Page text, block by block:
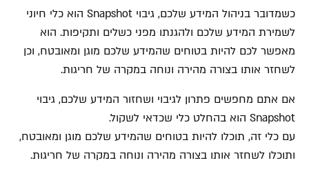
כשמדובר בניהול המידע שלכם, גיבוי Snapshot הוא כלי חיוני
לשמירת המידע שלכם ולהגנתו מפני כשלים ותקיפות. הוא
מאפשר לכם להיות בטוחים שהמידע שלכם מוגן ומאובטח, וכן
לשחזר אותו בצורה מהירה ונוחה במקרה של חריגות.
אם אתם מחפשים פתרון לגיבוי ושחזור המידע שלכם, גיבוי
Snapshot הוא בהחלט כלי שכדאי לשקול.
עם כלי זה, תוכלו להיות בטוחים שהמידע שלכם מוגן ומאובטח,
ותוכלו לשחזר אותו בצורה מהירה ונוחה במקרה של חריגות.